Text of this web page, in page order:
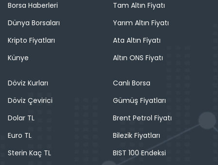
Borsa Haberleri
Dünya Borsaları
Kripto Fiyatları
Künye
Tam Altın Fiyatı
Yarım Altın Fiyatı
Ata Altın Fiyatı
Altın ONS Fiyatı
Döviz Kurları
Döviz Çevirici
Dolar TL
Euro TL
Sterin Kaç TL
Canlı Borsa
Gümüş Fiyatları
Brent Petrol Fiyatı
Bilezik Fiyatları
BIST 100 Endeksi